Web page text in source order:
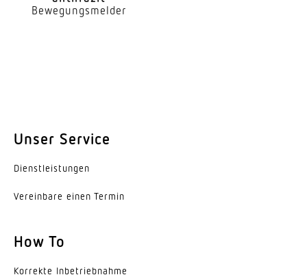
4,00 m
Unterkriechschutz
Ja
Nein
Bewegungsmelder
Unser Service
Dienst­leis­tungen
Vereinbare einen Termin
How To
Korrekte Inbe­trieb­nahme